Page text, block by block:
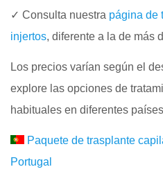
✓ Consulta nuestra página de
injertos, diferente a la de más
Los precios varían según el
explore las opciones de
habituales en diferentes
Paquete de trasplante
Portugal